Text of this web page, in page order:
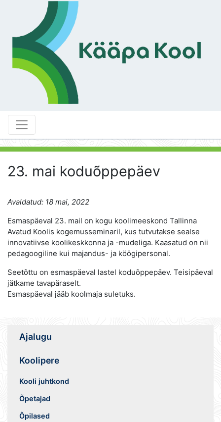
23. mai koduõppepäev
Avaldatud: 18 mai, 2022
Esmaspäeval 23. mail on kogu koolimeeskond Tallinna
Avatud Koolis kogemusseminaril, kus tutvutakse sealse
innovatiivse koolikeskkonna ja -mudeliga. Kaasatud on nii
pedagoogiline kui majandus- ja köögipersonal.
Seetõttu on esmaspäeval lastel koduõppepäev. Teisipäeval
jätkame tavapäraselt.
Esmaspäeval jääb koolmaja suletuks.
Ajalugu
Koolipere
Kooli juhtkond
Õpetajad
Õpilased